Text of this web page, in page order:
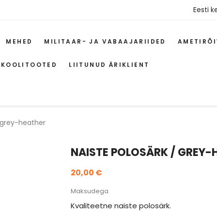
Eesti
MEHED MILITAAR- JA VABAAJARIIDED
LIITUNUD ÄRIKLIENT
heather
NAISTE POLOSÄRK / GREY-
20,00 €
Maksudega
Kvaliteetne naiste polosärk.